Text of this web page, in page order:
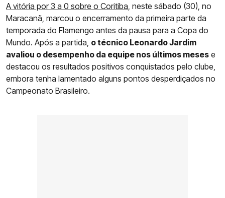
A vitória por 3 a 0 sobre o Coritiba , neste sábado (30), no
Maracanã, marcou o encerramento da primeira parte da
temporada do Flamengo antes da pausa para a Copa do
Mundo. Após a partida, o técnico Leonardo Jardim
avaliou o desempenho da equipe nos últimos meses e
destacou os resultados positivos conquistados pelo clube,
embora tenha lamentado alguns pontos desperdiçados no
Campeonato Brasileiro.